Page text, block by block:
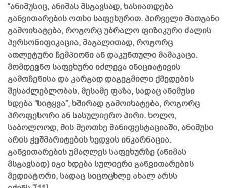
“ანიმუსიც, ანიმას მსგავსად, ხასიათდება
განვითარების ოთხი საფეხურით. პირველი მათგანი
გამოიხატება, როგორც უბრალო ფიზიკური ძალის
პერსონიფიკაცია, მაგალითად, როგორც
ათლეტური ჩემპიონი ან დაკუნთული მამაკაცი.
მომდევნო საფეხური იძლევა ინიციატივის
გამოჩენისა და კარგად დაგეგმილი ქმედების
შესაძლებლობას. მესამე ფაზა, სადაც ანიმუსი
ხდება “სიტყვა”, ხშირად გამოიხატება, როგორც
პროფესორი ან სასულიერო პირი. ხოლო,
საბოლოოდ, მის მეოთხე მანიფესტაციაში, ანიმუსი
არის ჭეშმარიტების ხედვის ინკარნაცია.
განვითარების უმაღლეს საფეხურზე (ანიმას
მსგავსად) იგი ხდება სულიერი განვითარების
მედიატორი, სადაც სიცოცხლე ახალ არსს